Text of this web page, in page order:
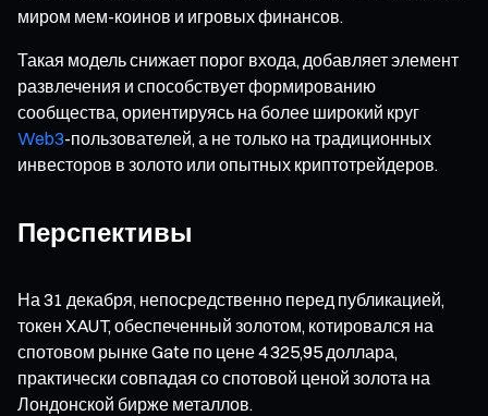
миром мем-коинов и игровых финансов.
Такая модель снижает порог входа, добавляет элемент
развлечения и способствует формированию
сообщества, ориентируясь на более широкий круг
Web3-пользователей, а не только на традиционных
инвесторов в золото или опытных криптотрейдеров.
Перспективы
На 31 декабря, непосредственно перед публикацией,
токен XAUT, обеспеченный золотом, котировался на
спотовом рынке Gate по цене 4 325,95 доллара,
практически совпадая со спотовой ценой золота на
Лондонской бирже металлов.